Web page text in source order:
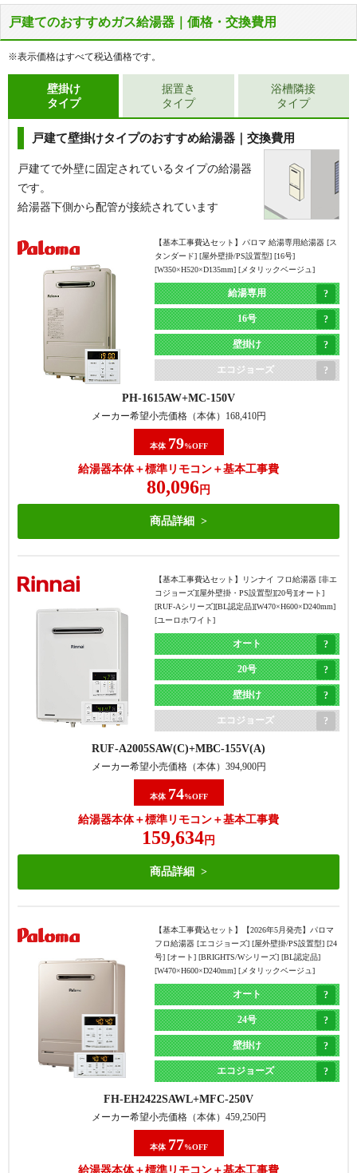
戸建てのおすすめガス給湯器｜価格・交換費用
※表示価格はすべて税込価格です。
壁掛け
タイプ
戸建て壁掛けタイプのおすすめ給湯器｜交換費用
戸建てで外壁に固定されているタイプの給湯器
です。
給湯器下側から配管が接続されています
【基本工事費込セット】
パロマ 給湯専用給湯器 [ス
タンダード] [屋外壁掛/PS設置型] [16号]
[W350×H520×D135mm] [メタリックベージュ]
給湯専用
16号
壁掛け
エコジョーズ
PH-1615AW MC-150V
メーカー希望小売価格（本体） 168,410円
本体 79%OFF
給湯器本体＋標準リモコン＋基本工事費
80,096 円
商品詳細
【基本工事費込セット】
リンナイ フロ給湯器 [非エ
コジョーズ][屋外壁掛・PS設置型][20号][オート]
[RUF-Aシリーズ][BL認定品][W470×H600×D240mm]
[ユーロホワイト]
オート
20号
壁掛け
エコジョーズ
RUF-A2005SAW(C) MBC-155V(A)
メーカー希望小売価格（本体） 394,900円
本体 74%OFF
給湯器本体＋標準リモコン＋基本工事費
159,634 円
商品詳細
【基本工事費込セット】
【2026年5月発売】パロマ
フロ給湯器 [エコジョーズ] [屋外壁掛/PS設置型] [24
号] [オート] [BRIGHTS/Wシリーズ] [BL認定品]
[W470×H600×D240mm] [メタリックベージュ]
オート
24号
壁掛け
エコジョーズ
FH-EH2422SAWL MFC-250V
メーカー希望小売価格（本体） 459,250円
本体 77%OFF
給湯器本体＋標準リモコン＋基本工事費
据置き
タイプ
浴槽隣接
タイプ